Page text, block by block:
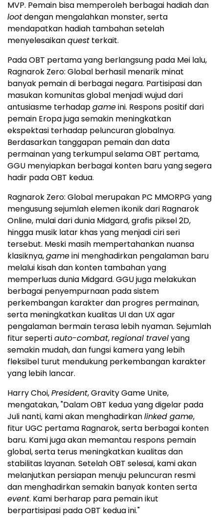
MVP. Pemain bisa memperoleh berbagai hadiah dan
lootdengan mengalahkan monster, serta
mendapatkan hadiah tambahan setelah
menyelesaikanquest terkait.
Pada OBT pertama yang berlangsung pada Mei lalu,
Ragnarok Zero: Global berhasil menarik minat
banyak pemain di berbagai negara. Partisipasi dan
masukan komunitas global menjadi wujud dari
antusiasme terhadapgameini. Respons positif dari
pemain Eropa juga semakin meningkatkan
ekspektasi terhadap peluncuran globalnya.
Berdasarkan tanggapan pemain dan data
permainan yang terkumpul selama OBT pertama,
GGU menyiapkan berbagai konten baru yang segera
hadir pada OBT kedua.
Ragnarok Zero: Global merupakan PC MMORPG yang
mengusung sejumlah elemen ikonik dari Ragnarok
Online, mulai dari dunia Midgard, grafis piksel 2D,
hingga musik latar khas yang menjadi ciri seri
tersebut. Meski masih mempertahankan nuansa
klasiknya,gameini menghadirkan pengalaman baru
melalui kisah dan konten tambahan yang
memperluas dunia Midgard. GGU juga melakukan
berbagai penyempurnaan pada sistem
perkembangan karakter dan progres permainan,
serta meningkatkan kualitas UI dan UX agar
pengalaman bermain terasa lebih nyaman. Sejumlah
fitur sepertiauto-combat,regional travelyang
semakin mudah, dan fungsi kamera yang lebih
fleksibel turut mendukung perkembangan karakter
yang lebih lancar.
Harry Choi,President, Gravity Game Unite,
mengatakan, "Dalam OBT kedua yang digelar pada
Juli nanti, kami akan menghadirkanlinked game,
fitur UGC pertama Ragnarok, serta berbagai konten
baru. Kami juga akan memantau respons pemain
global, serta terus meningkatkan kualitas dan
stabilitas layanan. Setelah OBT selesai, kami akan
melanjutkan persiapan menuju peluncuran resmi
dan menghadirkan semakin banyak konten serta
event. Kami berharap para pemain ikut
berpartisipasi pada OBT kedua ini."